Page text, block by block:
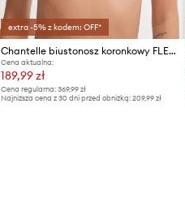
extra -5% z kodem: OFF*
Chantelle biustonosz koronkowy FLEURS
Cena aktualna:
189,99 zł
Cena regularna: 369,99 zł
Najniższa cena z 30 dni przed obniżką: 209,99 zł